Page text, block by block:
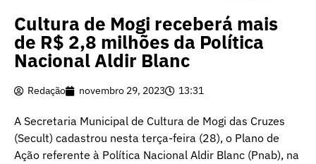
Cultura de Mogi receberá mais
de R$ 2,8 milhões da Política
Nacional Aldir Blanc
Redação novembro 29, 2023 13:31
A Secretaria Municipal de Cultura de Mogi das Cruzes
(Secult) cadastrou nesta terça-feira (28), o Plano de
Ação referente à Política Nacional Aldir Blanc (Pnab), na